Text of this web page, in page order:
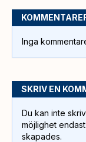
Inga
SKRIV EN
Du kan inte
möjlighet
skapades.